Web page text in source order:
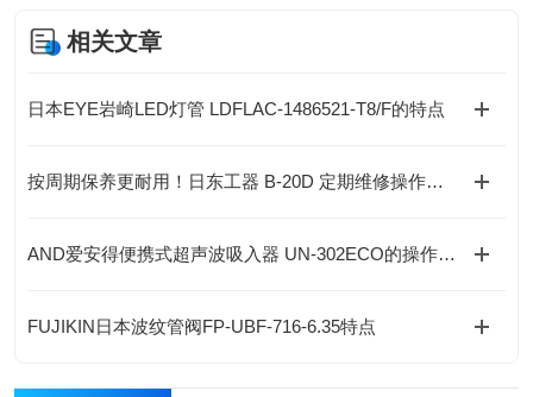
相关文章
日本EYE岩崎LED灯管 LDFLAC-1486521-T8/F的特点
按周期保养更耐用！日东工器 B-20D 定期维修操作规范
AND爱安得便携式超声波吸入器 UN-302ECO的操作使用
FUJIKIN日本波纹管阀FP-UBF-716-6.35特点